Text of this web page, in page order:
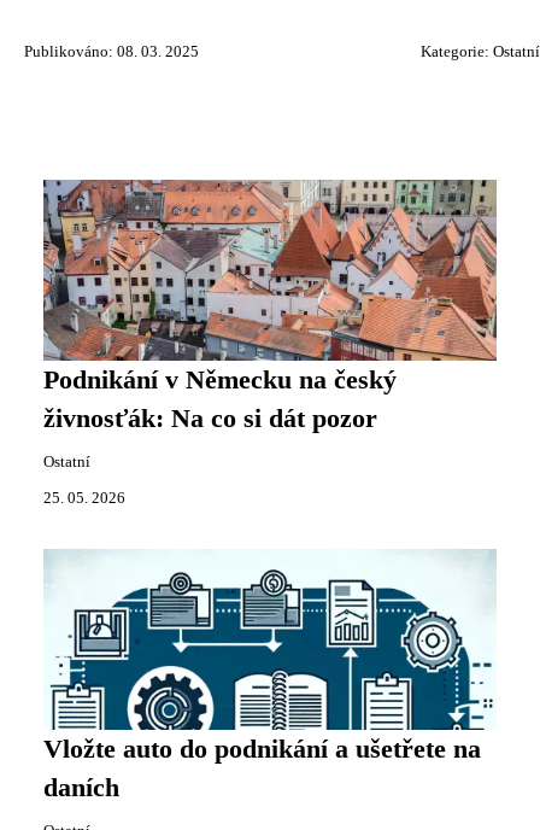
Publikováno: 08. 03. 2025 Kategorie: Ostatní
Podnikání v Německu na český
živnosťák: Na co si dát pozor
Ostatní
25. 05. 2026
Vložte auto do podnikání a ušetřete na
daních